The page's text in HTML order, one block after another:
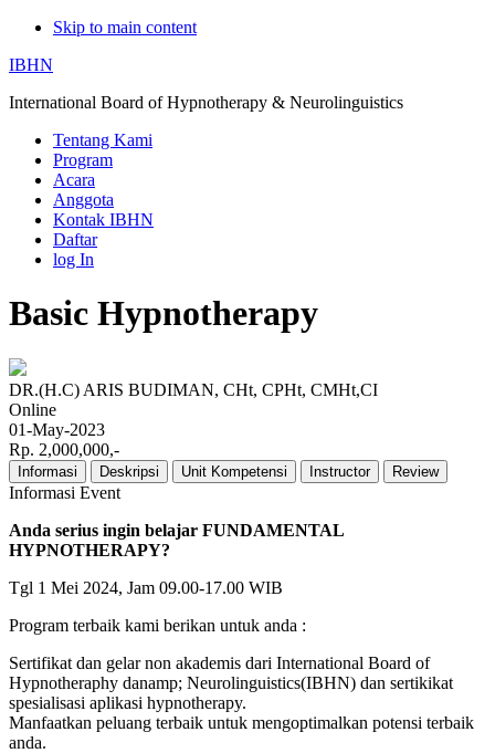
Skip to main content
IBHN
International Board of Hypnotherapy & Neurolinguistics
Tentang Kami
Program
Acara
Anggota
Kontak IBHN
Daftar
log In
Basic Hypnotherapy
DR.(H.C) ARIS BUDIMAN, CHt, CPHt, CMHt,CI
Online
01-May-2023
Rp. 2,000,000,-
Informasi Deskripsi Unit Kompetensi Instructor Review
Informasi Event
Anda serius ingin belajar FUNDAMENTAL
HYPNOTHERAPY?
Tgl 1 Mei 2024, Jam 09.00-17.00 WIB
Program terbaik kami berikan untuk anda :
Sertifikat dan gelar non akademis dari International Board of
Hypnotheraphy danamp; Neurolinguistics(IBHN) dan sertikikat
spesialisasi aplikasi hypnotherapy.
Manfaatkan peluang terbaik untuk mengoptimalkan potensi terbaik
anda.